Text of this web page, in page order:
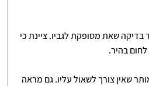
שאת מסופקת לגביו. ציינת כי
בהיר.
שאין צורך לשאול עליו. גם מראה